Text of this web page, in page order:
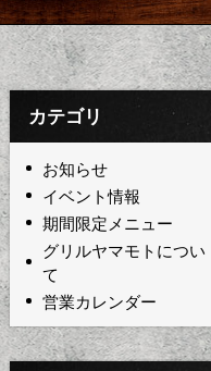
カテゴリ
お知らせ
イベント情報
期間限定メニュー
グリルヤマモトについ
て
営業カレンダー